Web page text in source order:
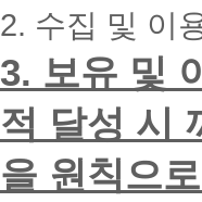
화
드
리
겠
습
니
다.
2. 수집 및 이
3. 보유 및
적 달성 시
을 원칙으